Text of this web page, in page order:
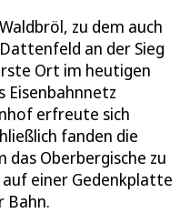
zu dem auch
an der Sieg
Ort im heutigen
Eisenbahnnetz
erfreute sich
fanden die
das Oberbergische zu
einer Gedenkplatte
Bahn.